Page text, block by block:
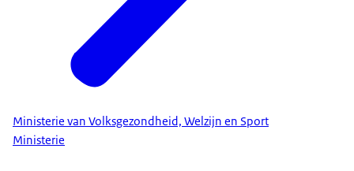
Ministerie van Volksgezondheid, Welzijn en Sport
Ministerie